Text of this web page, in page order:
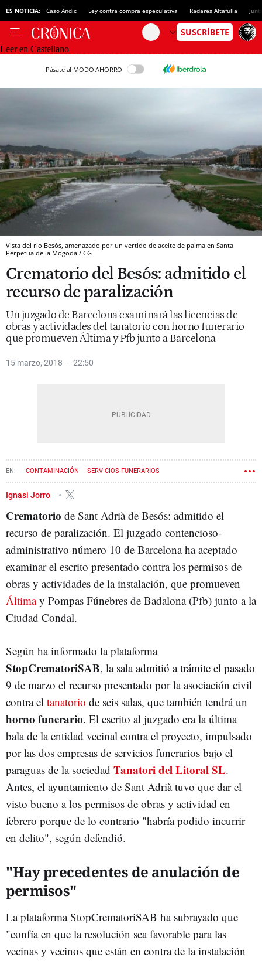
ES NOTICIA: Caso Andic Ley contra compra especulativa Radares Altafulla
Leer en Castellano
Pásate al MODO AHORRO
Vista del río Besòs, amenazado por un vertido de aceite de palma en Santa
Perpetua de la Mogoda / CG
Crematorio del Besós: admitido el
recurso de paralización
Un juzgado de Barcelona examinará las licencias de
obras y actividades del tanatorio con horno funerario
que promueven Áltima y Pfb junto a Barcelona
15 marzo, 2018 22:50
CONTAMINACIÓN SERVICIOS FUNERARIOS
SANT ADRIÀ DE BESÒS
Ignasi Jorro
Crematorio de Sant Adrià de Besós: admitido el
recurso de paralización. El juzgado contencioso-
administrativo número 10 de Barcelona ha aceptado
examinar el escrito presentado contra los permisos de
obras y actividades de la instalación, que promueven
Áltimay Pompas Fúnebres de Badalona (Pfb) junto a la
Ciudad Condal.
Según ha informado la plataforma
StopCrematoriSAB, la sala admitió a trámite el pasado
9 de marzo el recurso presentado por la asociación civil
contra el tanatorio de seis salas, que también tendrá un
horno funerario. El escrito al juzgado era la última
bala de la entidad vecinal contra el proyecto, impulsado
por las dos empresas de servicios funerarios bajo el
paraguas de la sociedad Tanatori del Litoral SL.
Antes, el ayuntamiento de Sant Adrià tuvo que dar el
visto bueno a los permisos de obras y actividad en
febrero porque de lo contrario "habría podido incurrir
en delito", según defendió.
"Hay precedentes de anulación de
permisos"
La plataforma StopCrematoriSAB ha subrayado que
"confía en que la resolución sea favorable para las
vecinas y vecinos que están en contra de la instalación